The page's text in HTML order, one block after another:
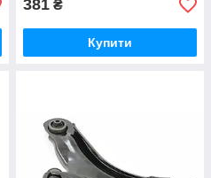
381 ₴
Купити